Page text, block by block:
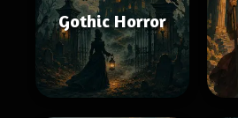
Gothic Horror